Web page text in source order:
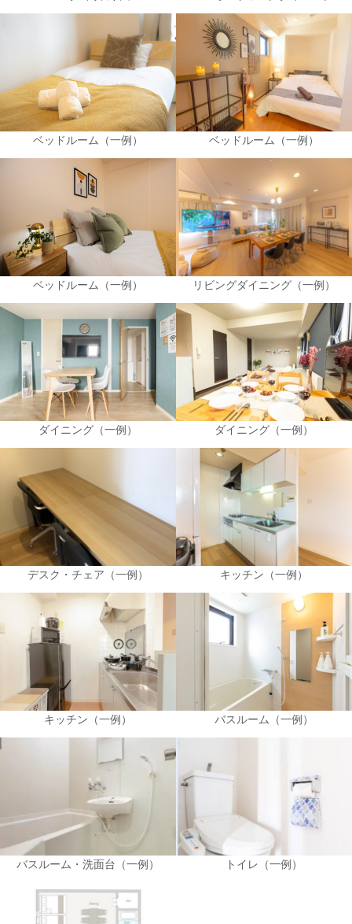
ベッドルーム（一例） ベッドルーム（一例）
ベッドルーム（一例） リビングダイニング（一例）
ダイニング（一例） ダイニング（一例）
デスク・チェア（一例） キッチン（一例）
キッチン（一例） バスルーム（一例）
バスルーム・洗面台（一例） トイレ（一例）